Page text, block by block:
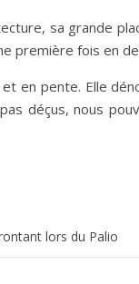
sa grande
première fois en
en pente. Elle
déçus, nous
lors du Palio